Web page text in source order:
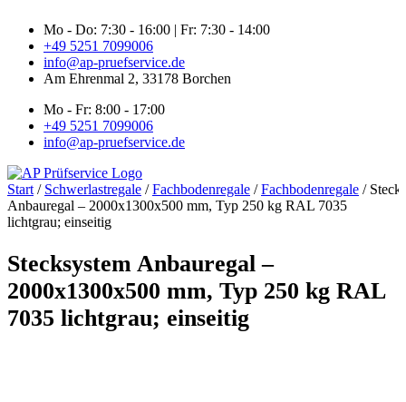
Inhalt
springen
Mo - Do: 7:30 - 16:00 | Fr: 7:30 - 14:00
+49 5251 7099006
info@ap-pruefservice.de
Am Ehrenmal 2, 33178 Borchen
Mo - Fr: 8:00 - 17:00
+49 5251 7099006
info@ap-pruefservice.de
Start / Schwerlastregale /Fachbodenregale /Fachbodenregale /
Anbauregal – 2000x1300x500 mm, Typ 250 kg RAL 7035
lichtgrau; einseitig
Stecksystem Anbauregal –
2000x1300x500 mm, Typ 250 kg RAL
7035 lichtgrau; einseitig